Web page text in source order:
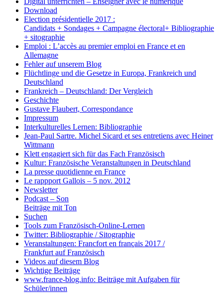
Download
Election présidentielle 2017 :
Candidats + Sondages + Campagne électoral+ Bibliographie
+ sitographie
Emploi : L’accès au premier emploi en France et en
Allemagne
Fehler auf unserem Blog
Flüchtlinge und die Gesetze in Europa, Frankreich und
Deutschland
Frankreich – Deutschland: Der Vergleich
Geschichte
Gustave Flaubert, Correspondance
Impressum
Interkulturelles Lernen: Bibliographie
Jean-Paul Sartre. Michel Sicard et ses entretiens avec Heiner
Wittmann
Klett engagiert sich für das Fach Französisch
Kultur: Französische Veranstaltungen in Deutschland
La presse quotidienne en France
Le rappport Gallois – 5 nov. 2012
Newsletter
Podcast – Son
Beiträge mit Ton
Suchen
Tools zum Französisch-Online-Lernen
Twitter: Bibliographie / Sitographie
Veranstaltungen: Francfort en français 2017 /
Frankfurt auf Französisch
Videos auf diesem Blog
Wichtige Beiträge
www.france-blog.info: Beiträge mit Aufgaben für
Schüler/innen